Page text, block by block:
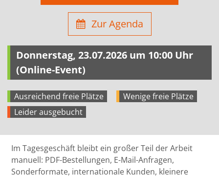
Zur Agenda
Donnerstag, 23.07.2026 um 10:00 Uhr
(Online-Event)
Ausreichend freie Plätze
Wenige freie Plätze
Leider ausgebucht
Im Tagesgeschäft bleibt ein großer Teil der Arbeit
manuell: PDF-Bestellungen, E-Mail-Anfragen,
Sonderformate, internationale Kunden, kleinere